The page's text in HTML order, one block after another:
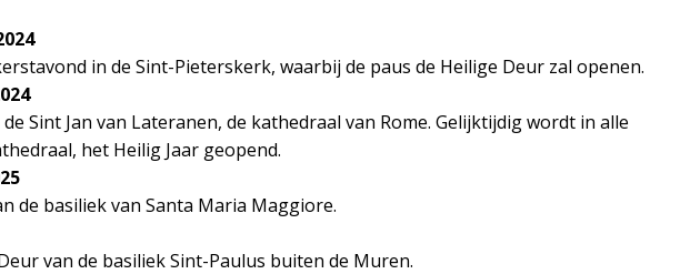
in de Sint-Pieterskerk, waarbij de paus de Heilige Deur zal openen.
Sint Jan van Lateranen, de kathedraal van Rome. Gelijktijdig wordt in alle
het Heilig Jaar geopend.
de basiliek van Santa Maria Maggiore.
van de basiliek Sint-Paulus buiten de Muren.